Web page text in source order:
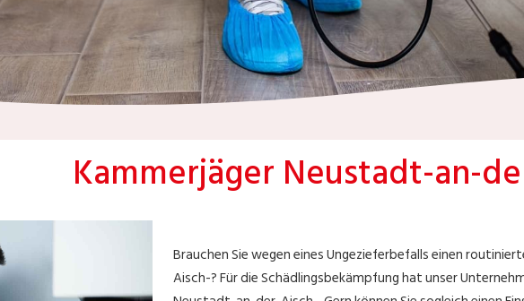
Kammerjäger Neustadt-an-
Brauchen Sie wegen eines Ungezieferbefalls einen
Aisch-? Für die Schädlingsbekämpfung hat unser